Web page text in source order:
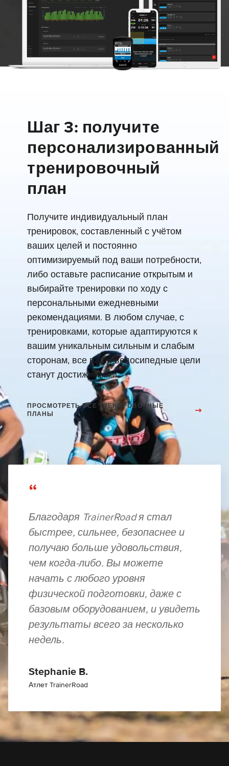
Шаг 3: получите
персонализированный
тренировочный
план
Получите индивидуальный план
тренировок, составленный с учётом
ваших целей и постоянно
оптимизируемый под ваши потребности,
либо оставьте расписание открытым и
выбирайте тренировки по ходу с
персональными ежедневными
рекомендациями. В любом случае, с
тренировками, которые адаптируются к
вашим уникальным сильным и слабым
сторонам, все ваши велосипедные цели
станут достижимыми.
ПРОСМОТРЕТЬ ВСЕ ТРЕНИРОВОЧНЫЕ
ПЛАНЫ
“
Благодаря TrainerRoad я стал
быстрее, сильнее, безопаснее и
получаю больше удовольствия,
чем когда-либо. Вы можете
начать с любого уровня
физической подготовки, даже с
базовым оборудованием, и увидеть
результаты всего за несколько
недель.
Stephanie B.
Атлет TrainerRoad